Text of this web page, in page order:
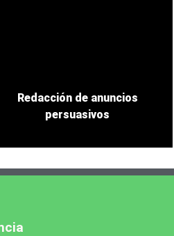
Redacción de anuncios
persuasivos